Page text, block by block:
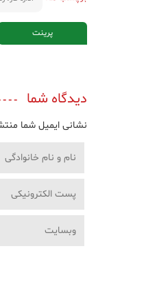
پرینت
دیدگاه شما
نشانی ایمیل شما